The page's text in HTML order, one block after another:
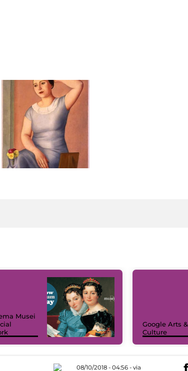
Musei
Google Arts &
Culture